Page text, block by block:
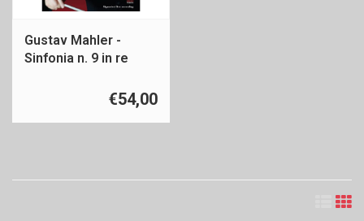
Gustav Mahler -
Sinfonia n. 9 in re
€54,00